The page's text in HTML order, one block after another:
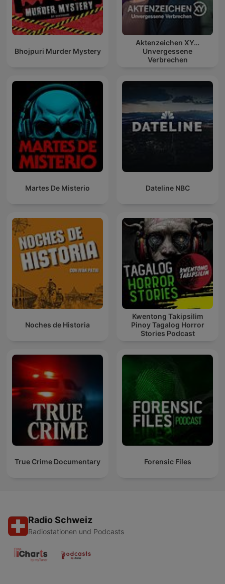
Bhojpuri Murder Mystery
Aktenzeichen XY…
Unvergessene
Verbrechen
Martes De Misterio Dateline NBC
Noches de Historia
Kwentong Takipsilim
Pinoy Tagalog Horror
Stories Podcast
True Crime Documentary Forensic Files
Radio Schweiz
Radiostationen und Podcasts